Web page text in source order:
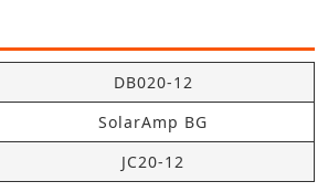
DB020-12
SolarAmp BG
JC20-12